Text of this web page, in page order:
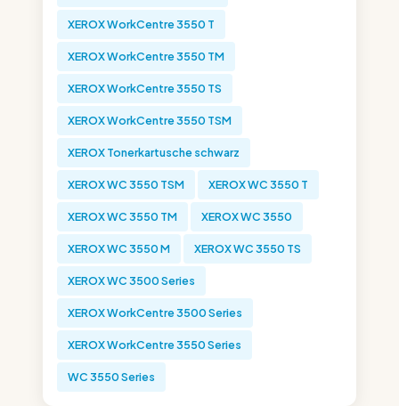
XEROX WorkCentre 3550 T
XEROX WorkCentre 3550 TM
XEROX WorkCentre 3550 TS
XEROX WorkCentre 3550 TSM
XEROX Tonerkartusche schwarz
XEROX WC 3550 TSM XEROX WC 3550 T
XEROX WC 3550 TM XEROX WC 3550
XEROX WC 3550 M XEROX WC 3550 TS
XEROX WC 3500 Series
XEROX WorkCentre 3500 Series
XEROX WorkCentre 3550 Series
WC 3550 Series